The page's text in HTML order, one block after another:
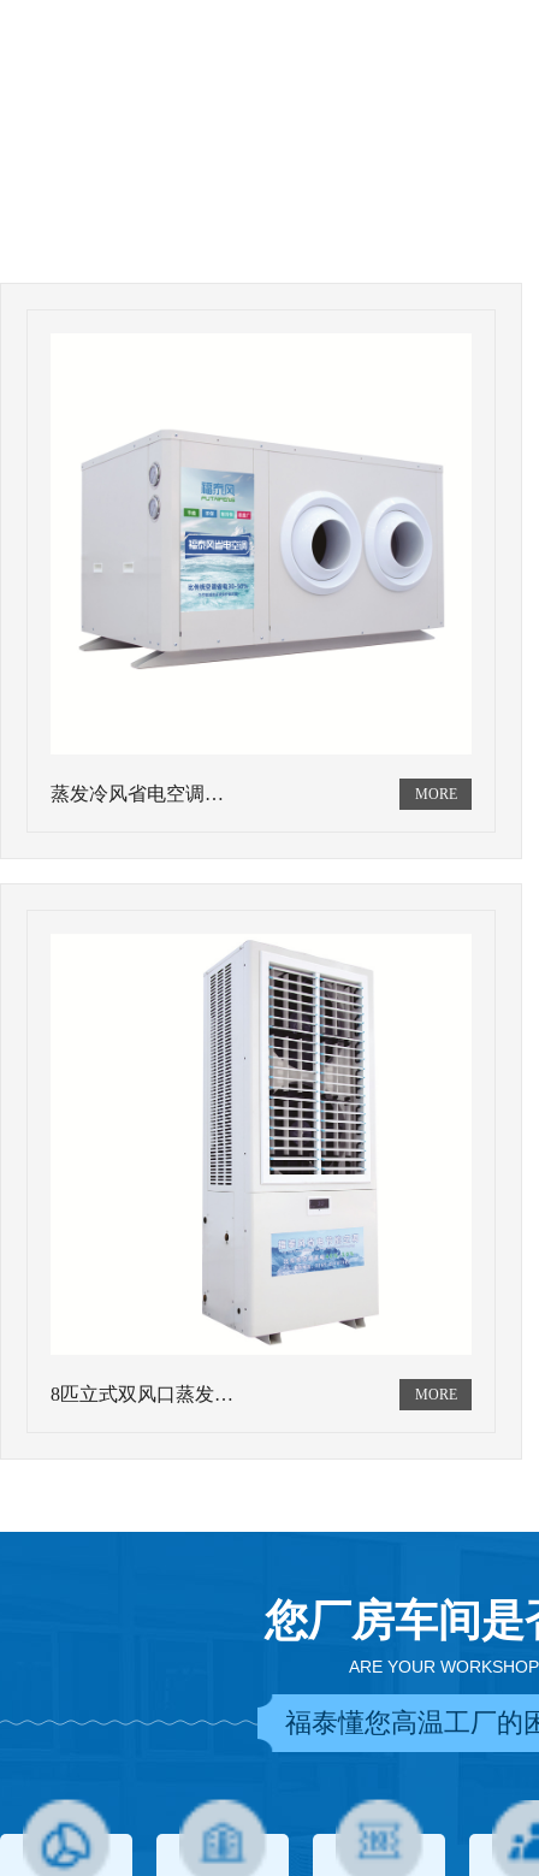
蒸发冷风省电空调…
8匹立式双风口蒸发…
您厂房车间
ARE YOUR
福泰懂您高温工厂的